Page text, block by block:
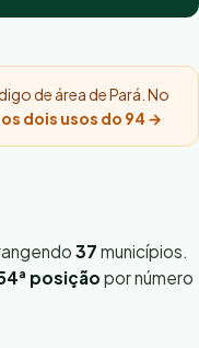
de área de Pará. No
os dois usos do 94 →
37 municípios.
posição por número